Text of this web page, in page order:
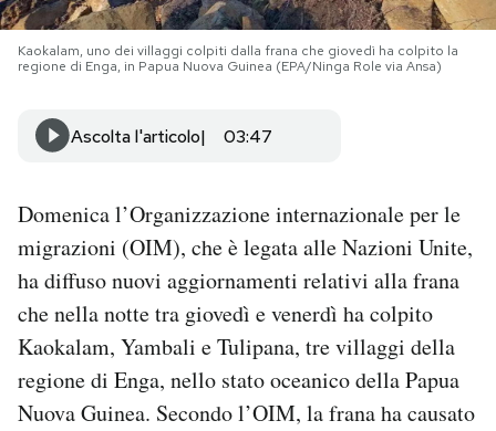
SHOP
Area Personale
Newsletter
Notifiche mobile
Regala il Post
Hai bisogno di aiuto?
Kaokalam, uno dei villaggi colpiti dalla frana che giovedì ha colpito la
regione di Enga, in Papua Nuova Guinea (EPA/Ninga Role via Ansa)
Ascolta l'articolo 03:47
Domenica l’Organizzazione internazionale per le
migrazioni (OIM), che è legata alle Nazioni Unite,
ha diffuso nuovi aggiornamenti relativi alla frana
che nella notte tra giovedì e venerdì ha colpito
Kaokalam, Yambali e Tulipana, tre villaggi della
regione di Enga, nello stato oceanico della Papua
Nuova Guinea. Secondo l’OIM, la frana ha causato